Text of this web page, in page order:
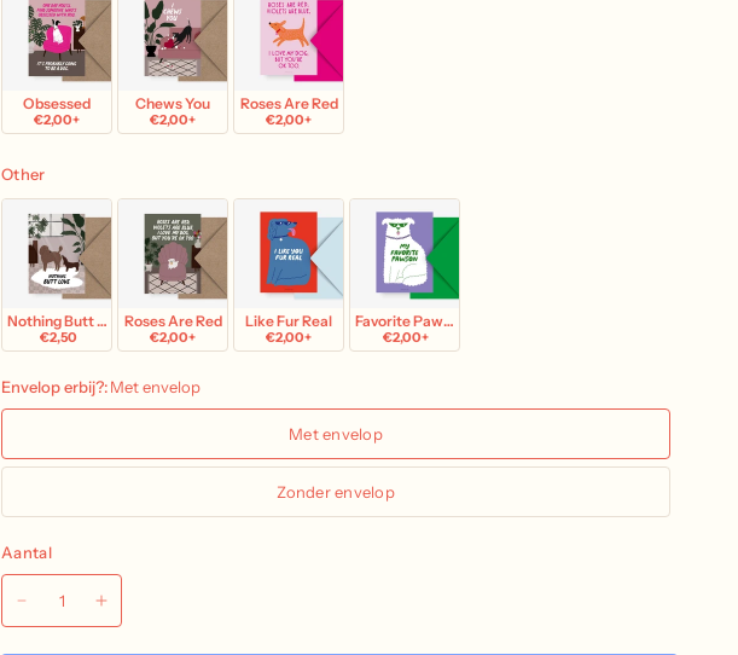
Obsessed
€2,00+
Chews You
€2,00+
Roses Are Red
€2,00+
Other
Nothing Butt Love
€2,50
Roses Are Red
€2,00+
Like Fur Real
€2,00+
Favorite Pawson
€2,00+
Envelop erbij?:Met envelop
Met envelop
Zonder envelop
Aantal